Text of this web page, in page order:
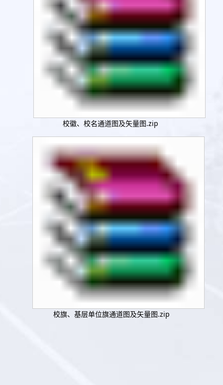
校徽、校名通道图及矢量图.zip
校旗、基层单位旗通道图及矢量图.zip